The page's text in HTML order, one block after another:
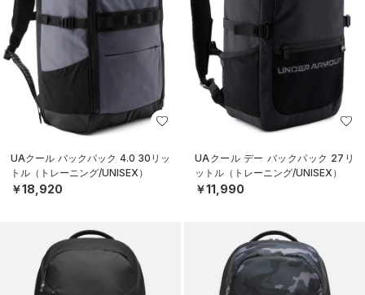
UAクール バックパック 4.0 30リッ
トル（トレーニング/UNISEX）
￥18,920
UAクール デー バックパック 27リ
ットル（トレーニング/UNISEX）
￥11,990